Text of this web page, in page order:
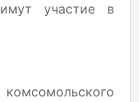
участие в